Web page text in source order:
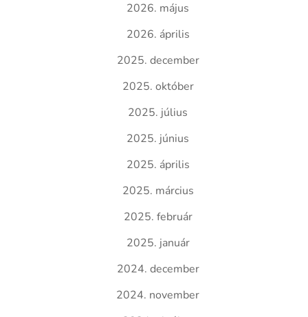
2026. május
2026. április
2025. december
2025. október
2025. július
2025. június
2025. április
2025. március
2025. február
2025. január
2024. december
2024. november